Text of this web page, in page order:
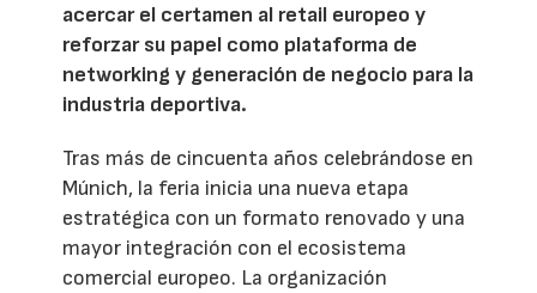
acercar el certamen al retail europeo y
reforzar su papel como plataforma de
networking y generación de negocio para la
industria deportiva.
Tras más de cincuenta años celebrándose en
Múnich, la feria inicia una nueva etapa
estratégica con un formato renovado y una
mayor integración con el ecosistema
comercial europeo. La organización